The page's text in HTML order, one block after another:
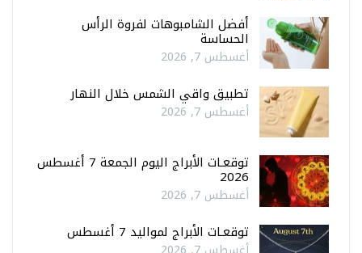
أفضل الشامبوهات لفروة الرأس
الحساسة
أغسطس 7, 2026
تطبيق واقي الشمس خلال النهار
أغسطس 7, 2026
توقعـات الأبراج اليوم الجمعة 7 أغسطس
2026
أغسطس 7, 2026
توقعـات الأبراج لمواليد 7 أغسطس